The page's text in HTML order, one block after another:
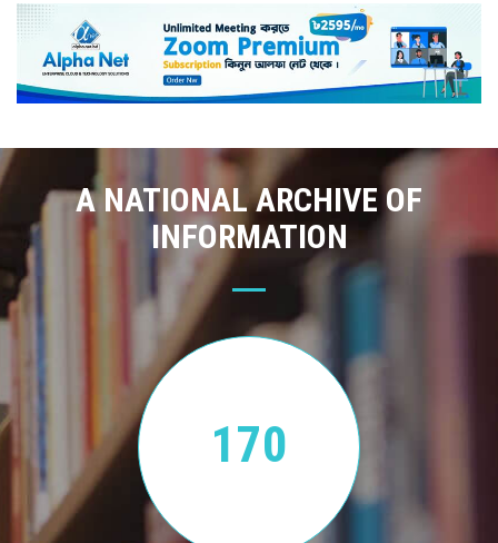
A NATIONAL ARCHIVE OF
INFORMATION
170